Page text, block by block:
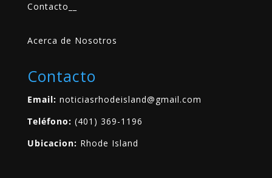
Contacto
Acerca de Nosotros
Contacto
Email: noticiasrhodeisland@gmail.com
Teléfono: (401) 369-1196
Ubicacion: Rhode Island